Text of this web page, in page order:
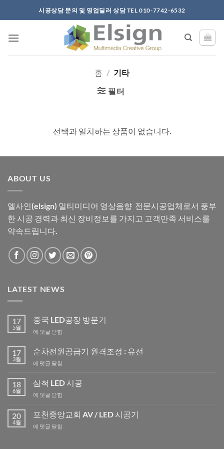
to
시공상담 문의 및 영업딜러 상담 TEL 010-7742-6532
홈 / 기타
필터
선택과 일치하는 상품이 없습니다.
ABOUT US
엘사인(elsign) 멀티미디어 영상음향 전문시공업체로서 풍부
한 시공 경력과 최신 장비정보를 가지고 고객만족 서비스를
약속드립니다.
LATEST NEWS
17
5월
중국 LED공장 방문기
중
LED
공
장
문
에 댓글 닫힘
17
3월
순차전원공급기 원격조정 : 유선
순
전
원
공
기
격
에 댓글 닫힘
18
6월
삼척 LED 시공
삼
LED
시
공
에 댓글 닫힘
20
4월
포천중앙교회 AV / LED 시공기
포
에 댓글 닫힘